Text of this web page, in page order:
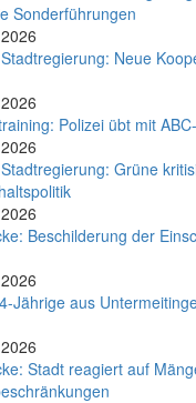
Sonderführungen
Neue
Poli­zei übt mit
Grüne
Beschilderung der
Jährige aus
Stadt reagiert auf